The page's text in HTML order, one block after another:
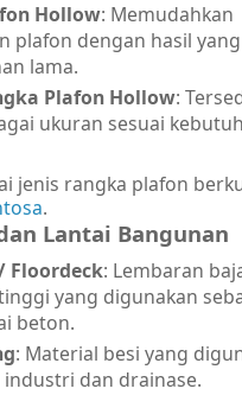
Hollow: Memudahkan
plafon dengan hasil
lama.
Plafon Hollow:
ukuran sesuai
jenis rangka plafon
.
Lantai Bangunan
Floordeck: Lembaran
yang digunakan
beton.
: Material besi yang
dan drainase.